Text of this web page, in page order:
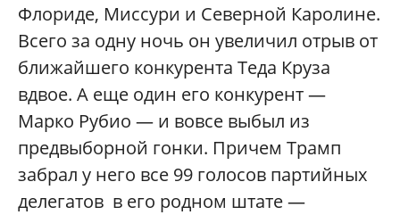
Флориде, Миссури и Северной Каролине.
Всего за одну ночь он увеличил отрыв от
ближайшего конкурента Теда Круза
вдвое. А еще один его конкурент —
Марко Рубио — и вовсе выбыл из
предвыборной гонки. Причем Трамп
забрал у него все 99 голосов партийных
делегатов в его родном штате —